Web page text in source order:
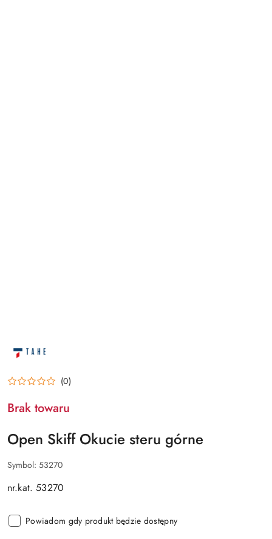
PRODUCENTA:
OPEN
(0)
Brak towaru
Open Skiff Okucie steru górne
Symbol: 53270
nr.kat. 53270
Powiadom gdy produkt będzie dostępny